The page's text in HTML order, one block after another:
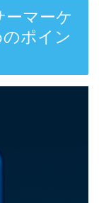
マーケ
ポイン